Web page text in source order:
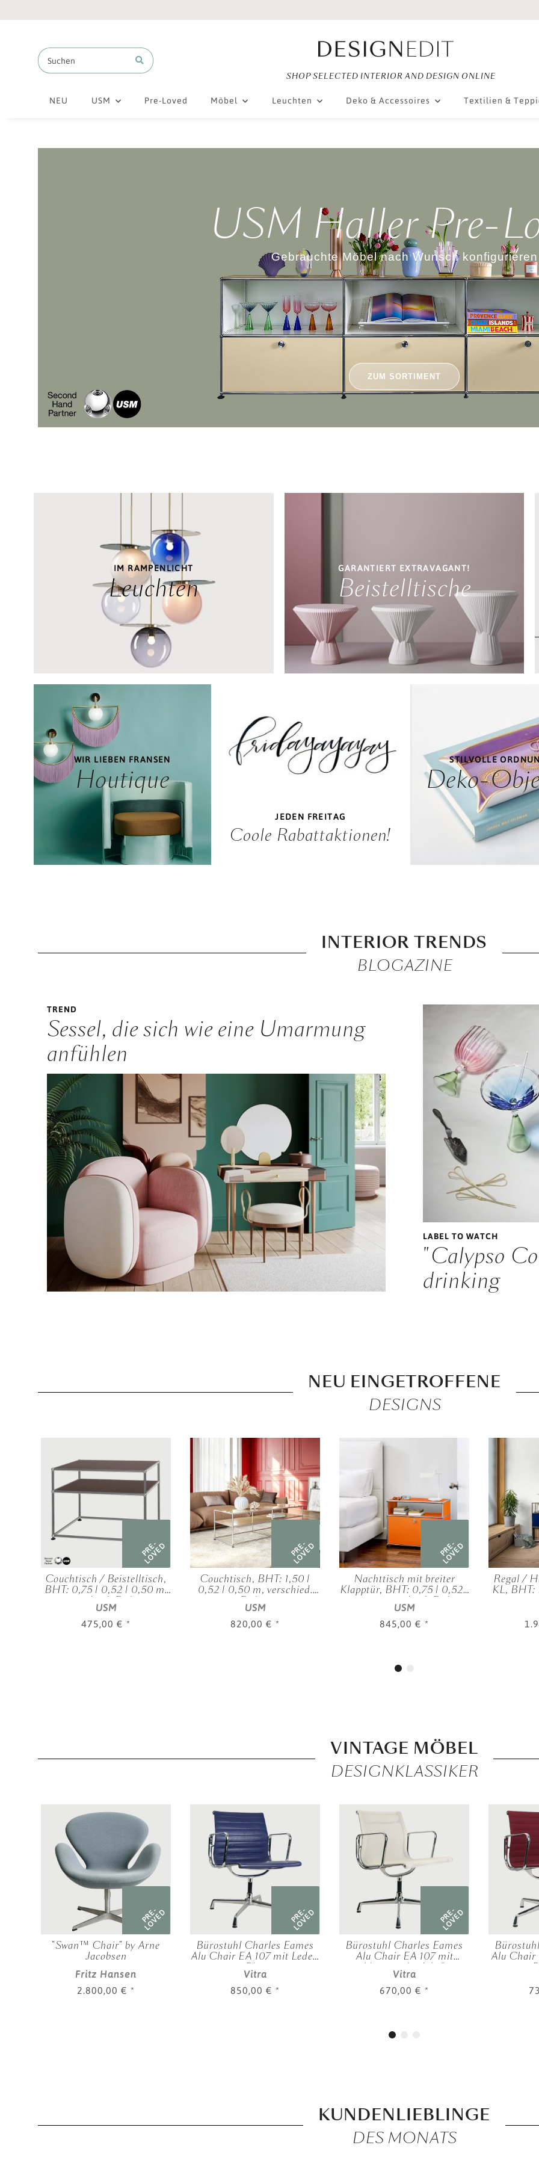
SHOP SELECTED INTERIOR AND DESIGN ONLINE
NEU USM Pre-Loved Möbel Leuchten Deko & Accessoires Textilien &
USM Haller Pre-
Gebrauchte Möbel nach Wunsch konfigurieren
ZUM SORTIMENT
IM RAMPENLICHT
Leuchten
GARANTIERT EXTRAVAGANT!
Beistelltische
WIR LIEBEN FRANSEN
Houtique
JEDEN FREITAG
Coole Rabattaktionen!
STILVOLLE
Deko-
INTERIOR TRENDS
BLOGAZINE
TREND
Sessel, die sich wie eine Umarmung
anfühlen
LABEL TO WATCH
"Calypso
drinking
NEU EINGETROFFENE
DESIGNS
PRE-
LOVED
Couchtisch / Beistelltisch,
BHT: 0,75 | 0,52 | 0,50 m,
verschied. Farben
USM
475,00 € *
PRE-
LOVED
Couchtisch, BHT: 1,50 |
0,52 | 0,50 m, verschied.
Farben
USM
820,00 € *
PRE-
LOVED
Nachttisch mit breiter
Klapptür, BHT: 0,75 | 0,52 |
0,35 m, verschied. Farben
USM
845,00 € *
Regal /
KL, BHT:
m,
VINTAGE MÖBEL
DESIGNKLASSIKER
PRE-
LOVED
"Swan™ Chair" by Arne
Jacobsen
Fritz Hansen
2.800,00 € *
PRE-
LOVED
Bürostuhl Charles Eames
Alu Chair EA 107 mit Leder,
Blau
Vitra
850,00 € *
PRE-
LOVED
Bürostuhl Charles Eames
Alu Chair EA 107 mit
Netzgewebe, Weiß
Vitra
670,00 € *
Alu Chair
KUNDENLIEBLINGE
DES MONATS